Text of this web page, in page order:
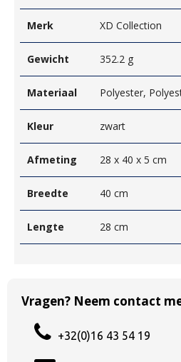
Merk XD Collection
Gewicht 352.2 g
Materiaal Polyester,
Kleur zwart
Afmeting 28 x 40 x 5 cm
Breedte 40 cm
Lengte 28 cm
Vragen? Neem contact
+32(0)16 43 54 19